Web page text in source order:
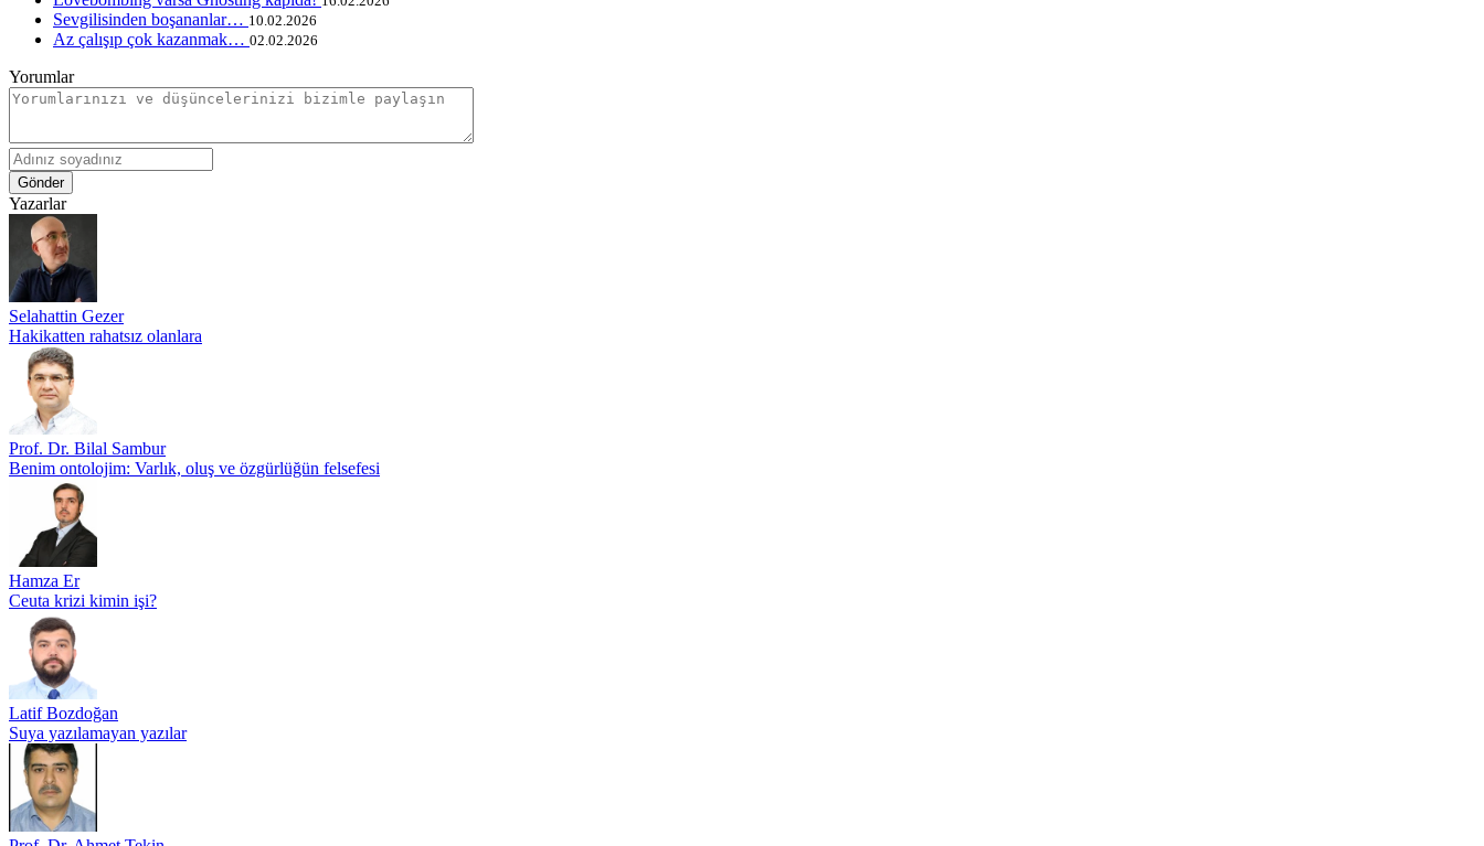
Sevgilisinden boşananlar… 10.02.2026
Az çalışıp çok kazanmak… 02.02.2026
Yorumlar
Gönder
Yazarlar
Selahattin Gezer
Hakikatten rahatsız olanlara
Prof. Dr. Bilal Sambur
Benim ontolojim: Varlık, oluş ve özgürlüğün felsefesi
Hamza Er
Ceuta krizi kimin işi?
Latif Bozdoğan
Suya yazılamayan yazılar